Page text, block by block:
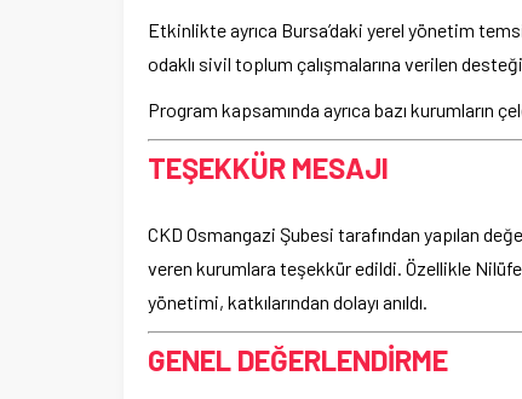
Etkinlikte ayrıca Bursa’daki yerel yönetim
odaklı sivil toplum çalışmalarına verilen
Program kapsamında ayrıca bazı
TEŞEKKÜR MESAJI
CKD Osmangazi Şubesi tarafından yapılan
veren kurumlara teşekkür edildi. Özellikle
yönetimi, katkılarından dolayı anıldı.
GENEL DEĞERLENDİRME